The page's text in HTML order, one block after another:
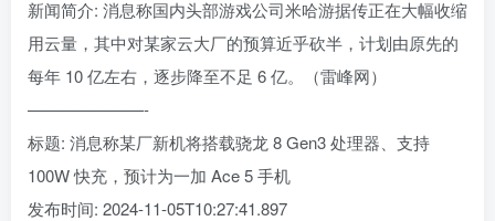
新闻简介: 消息称国内头部游戏公司米哈游据传正在大幅收缩
用云量，其中对某家云大厂的预算近乎砍半，计划由原先的
每年 10 亿左右，逐步降至不足 6 亿。（雷峰网）
———————-
标题: 消息称某厂新机将搭载骁龙 8 Gen3 处理器、支持
100W 快充，预计为一加 Ace 5 手机
发布时间: 2024-11-05T10:27:41.897